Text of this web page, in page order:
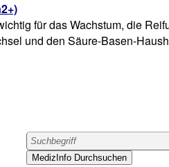
für das Wachstum, die
und den Säure-Basen-